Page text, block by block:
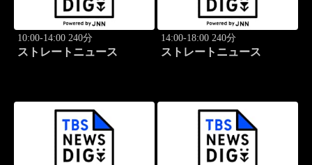
10:00-14:00 240分
ストレートニュース
14:00-18:00 240分
ストレートニュース